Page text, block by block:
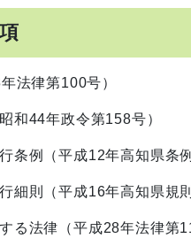
法律第100号）
和44年政令第158号）
条例（平成12年高知県条
細則（平成16年高知県規
る法律（平成28年法律第